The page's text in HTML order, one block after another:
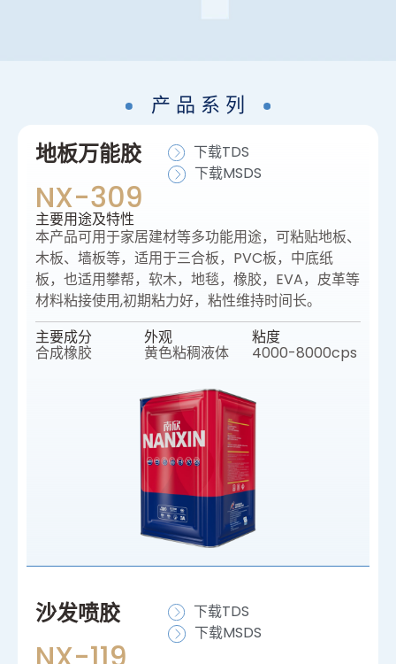
产 品 系 列
地板万能胶
下载TDS
下载MSDS
NX-309
主要⽤途及特性
本产品可用于家居建材等多功能用途，可粘贴地板、
木板、墙板等，适用于三合板，PVC板，中底纸
板，也适用攀帮，软木，地毯，橡胶，EVA，皮革等
材料粘接使用,初期粘力好，粘性维持时间长。
主要成分
合成橡胶
外观
黄色粘稠液体
粘度
4000-8000cps
沙发喷胶
下载TDS
下载MSDS